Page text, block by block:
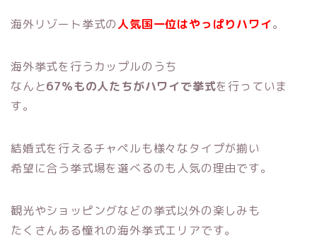
海外リゾート挙式の人気国一位はやっぱりハワイ。
海外挙式を行うカップルのうち
なんと67％もの人たちがハワイで挙式を行っていま
す。
結婚式を行えるチャペルも様々なタイプが揃い
希望に合う挙式場を選べるのも人気の理由です。
観光やショッピングなどの挙式以外の楽しみも
たくさんある憧れの海外挙式エリアです。